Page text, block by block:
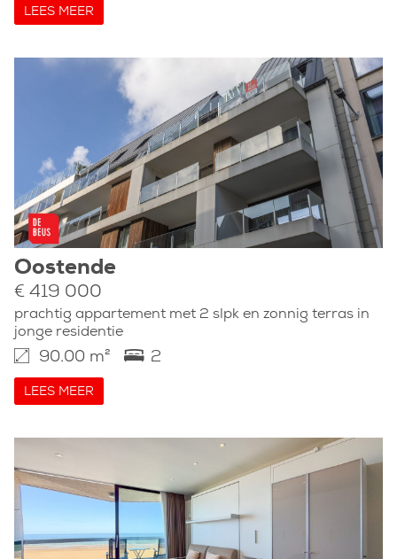
LEES MEER
Oostende
€ 419 000
prachtig appartement met 2 slpk en zonnig terras in
jonge residentie
90.00 m² 2
LEES MEER